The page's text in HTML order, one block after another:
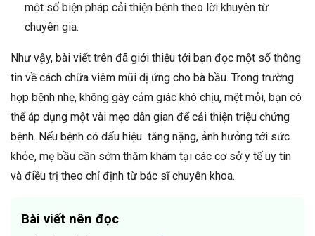
một số biện pháp cải thiện bệnh theo lời khuyên từ
chuyên gia.
Như vậy, bài viết trên đã giới thiệu tới bạn đọc một số thông
tin về cách chữa viêm mũi dị ứng cho bà bầu. Trong trường
hợp bệnh nhẹ, không gây cảm giác khó chịu, mệt mỏi, bạn có
thể áp dụng một vài mẹo dân gian để cải thiện triệu chứng
bệnh. Nếu bệnh có dấu hiệu tăng nặng, ảnh hưởng tới sức
khỏe, mẹ bầu cần sớm thăm khám tại các cơ sở y tế uy tín
và điều trị theo chỉ định từ bác sĩ chuyên khoa.
Bài viết nên đọc